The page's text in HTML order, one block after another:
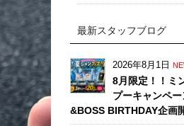
最新スタッフブログ
2026年8月1日
8月限定！！ミ
プーキャンペー
&BOSS BIRTHDAY企画